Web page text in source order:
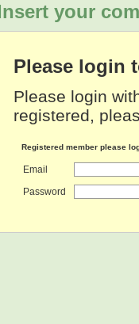
your
Please login
Please login
registered,
Registered member please
Email
Password